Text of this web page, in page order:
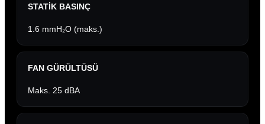
STATIK BASINÇ
1.6 mmH₂O (maks.)
FAN GÜRÜLTÜSÜ
Maks. 25 dBA